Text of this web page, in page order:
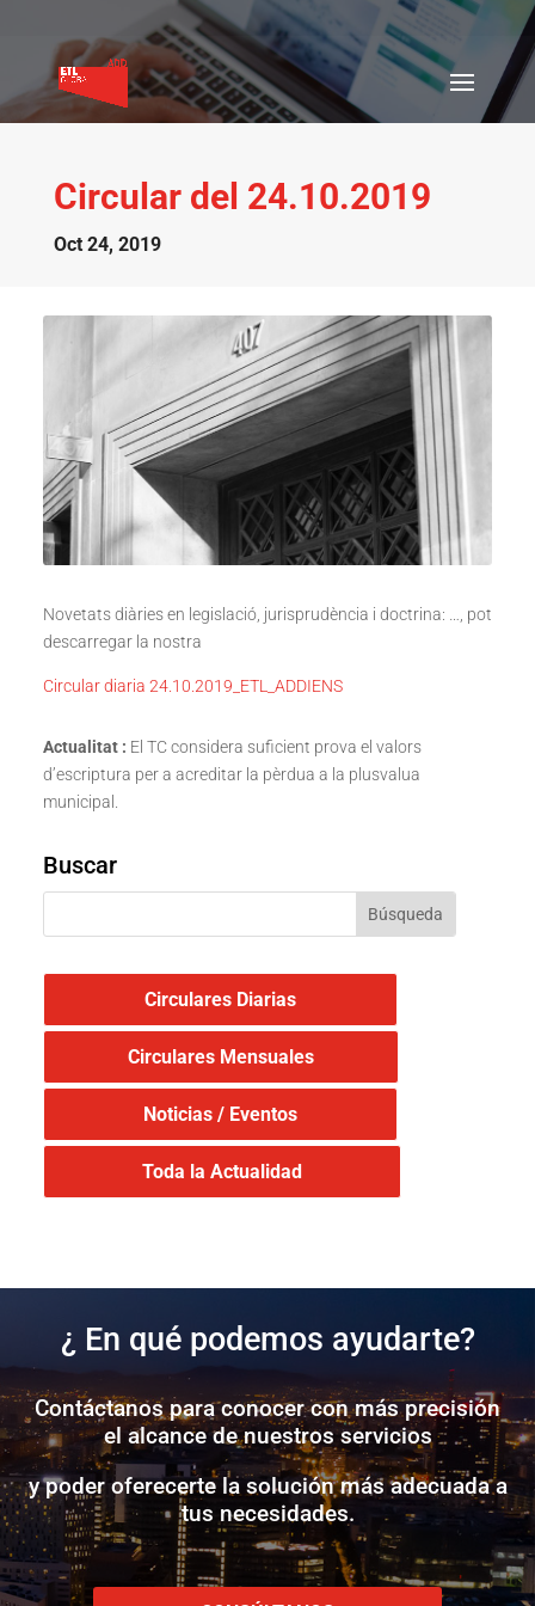
Circular del 24.10.2019
Oct 24, 2019
Novetats diàries en legislació, jurisprudència i doctrina: …, pot
descarregar la nostra
Circular diaria 24.10.2019_ETL_ADDIENS
Actualitat : El TC considera suficient prova el valors
d’escriptura per a acreditar la pèrdua a la plusvalua
municipal.
Buscar
Circulares Diarias
Circulares Mensuales
Noticias / Eventos
Toda la Actualidad
¿ En qué podemos ayudarte?
Contáctanos para conocer con más precisión
el alcance de nuestros servicios
y poder oferecerte la solución más adecuada a
tus necesidades.